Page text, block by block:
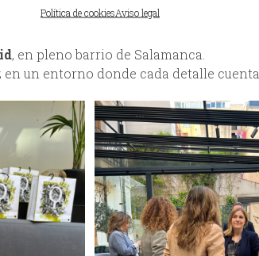
Política de cookiesAviso legal
la carta del restaurante
, en pleno barrio de Salamanca.
un entorno donde cada detalle cuenta.